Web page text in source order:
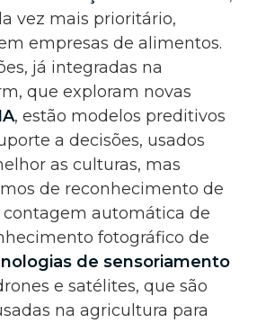
vez mais prioritário,
empresas de alimentos.
já integradas na
que exploram novas
, estão modelos preditivos
a decisões, usados
as culturas, mas
de reconhecimento de
contagem automática de
fotográfico de
de sensoriamento
e satélites, que são
na agricultura para